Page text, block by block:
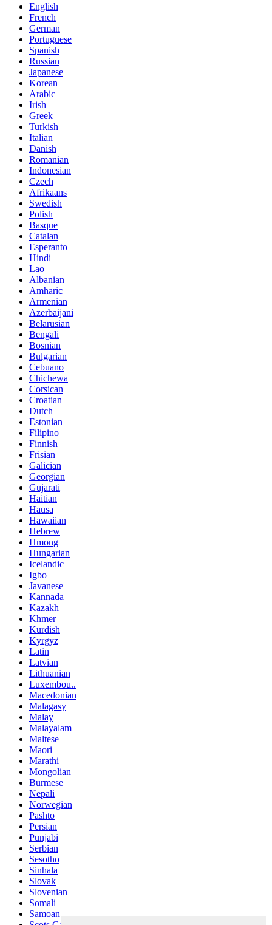
English
French
German
Portuguese
Spanish
Russian
Japanese
Korean
Arabic
Irish
Greek
Turkish
Italian
Danish
Romanian
Indonesian
Czech
Afrikaans
Swedish
Polish
Basque
Catalan
Esperanto
Hindi
Lao
Albanian
Amharic
Armenian
Azerbaijani
Belarusian
Bengali
Bosnian
Bulgarian
Cebuano
Chichewa
Corsican
Croatian
Dutch
Estonian
Filipino
Finnish
Frisian
Galician
Georgian
Gujarati
Haitian
Hausa
Hawaiian
Hebrew
Hmong
Hungarian
Icelandic
Igbo
Javanese
Kannada
Kazakh
Khmer
Kurdish
Kyrgyz
Latin
Latvian
Lithuanian
Luxembou..
Macedonian
Malagasy
Malay
Malayalam
Maltese
Maori
Marathi
Mongolian
Burmese
Nepali
Norwegian
Pashto
Persian
Punjabi
Serbian
Sesotho
Sinhala
Slovak
Slovenian
Somali
Samoan